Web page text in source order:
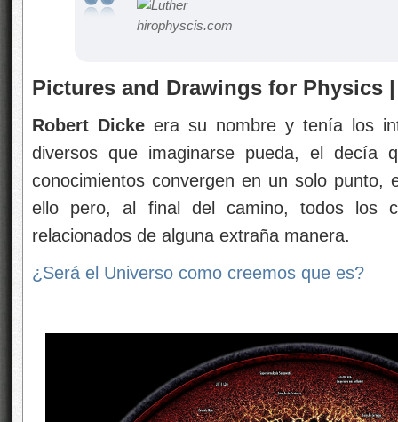
Pictures and Drawings for Physics
Robert Dicke era su nombre y tenía los
diversos que imaginarse pueda, el decía
conocimientos convergen en un solo punto,
ello pero, al final del camino, todos los
relacionados de alguna extraña manera.
¿Será el Universo como creemos que es?